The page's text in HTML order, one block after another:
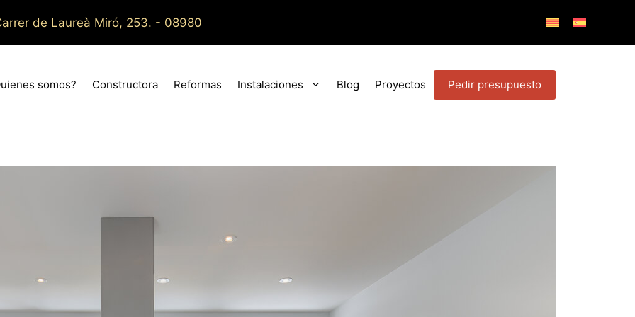
de Laureà Miró, 253. - 08980
somos? Constructora Reformas Instalaciones Blog Proyectos Pedir presupuesto